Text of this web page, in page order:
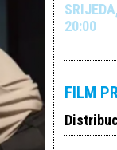
20:00
FILM